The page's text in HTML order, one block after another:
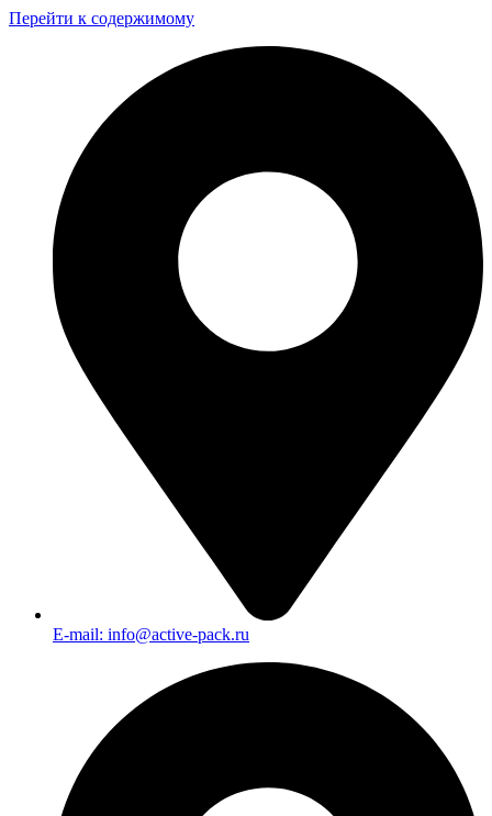
Перейти к содержимому
E-mail: info@active-pack.ru